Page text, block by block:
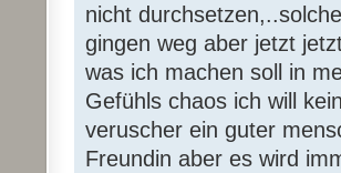
nicht
gingen weg aber jetzt
was ich machen soll in
Gefühls chaos ich will
veruscher ein guter
Freundin aber es wird